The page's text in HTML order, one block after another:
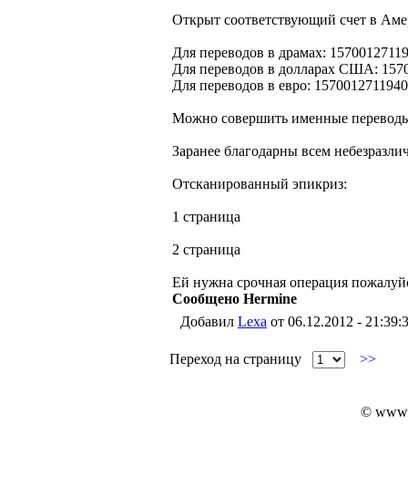
Открыт соответствующий счет в
Для переводов в драмах:
Для переводов в долларах США:
Для переводов в евро:
Можно совершить именные
Заранее благодарны всем
Отсканированный эпикриз:
1 страница
2 страница
Ей нужна срочная операция
Сообщено Hermine
Добавил Lexa от 06.12.2012 -
Переход на страницу >>
©